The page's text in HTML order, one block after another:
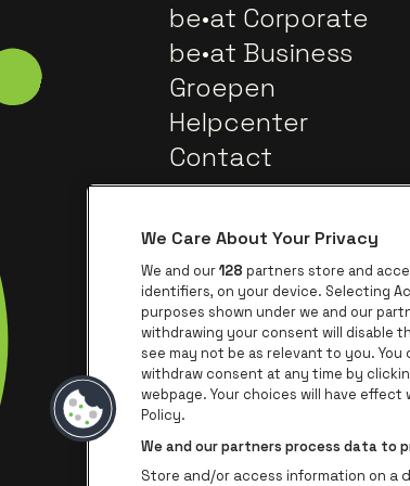
be•at Corporate
be•at Business
Groepen
Helpcenter
Contact
Ga naar de website
Ga
We Care About Your Privacy
We and our128 partners store and
identifiers, on your device. Selecting
purposes shown under we and our
withdrawing your consent will disable
see may not be as relevant to you.
withdraw consent at any time by
webpage. Your choices will have
Policy.
We and our partners process data to
Store and/or access information on a